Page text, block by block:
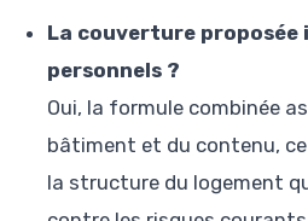
La couverture proposée
personnels ?
Oui, la formule combinée
bâtiment et du contenu,
la structure du logement